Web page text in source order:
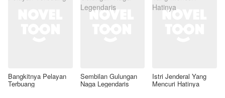
Bangkitnya Pelayan
Terbuang
Sembilan Gulungan
Naga Legendaris
Istri Jenderal Yang
Mencuri Hatinya